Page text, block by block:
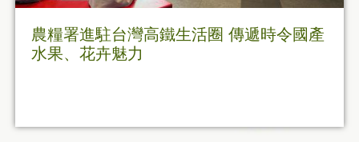
農糧署進駐台灣高鐵生活圈 傳遞時令國產
水果、花卉魅力